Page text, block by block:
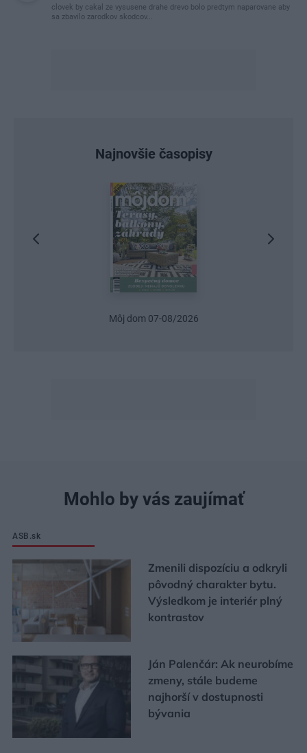
clovek by cakal ze vysusene drahe drevo bolo predtym naparovane aby
sa zbavilo zarodkov skodcov...
Najnovšie časopisy
Urob si sám 6/2026
Mohlo by vás zaujímať
ASB.sk
Zmenili dispozíciu a odkryli
pôvodný charakter bytu.
Výsledkom je interiér plný
kontrastov
Ján Palenčár: Ak neurobíme
zmeny, stále budeme
najhorší v dostupnosti
bývania